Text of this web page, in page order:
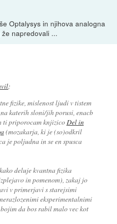
Optalysys in njihova analogna
napredovali ...
:
fizike, mislenost ljudi v tistem
katerih sloni/jih porusi, enacb
ti priporocam knjizicoDel in
(mozakarja, ki je (so)odkril
je poljudna in se en spusca
deluje kvantna fizika
in pomenom), zakaj jo
v primerjavi s starejsimi
eksperimentalnimi
da bos rabil malo vec kot